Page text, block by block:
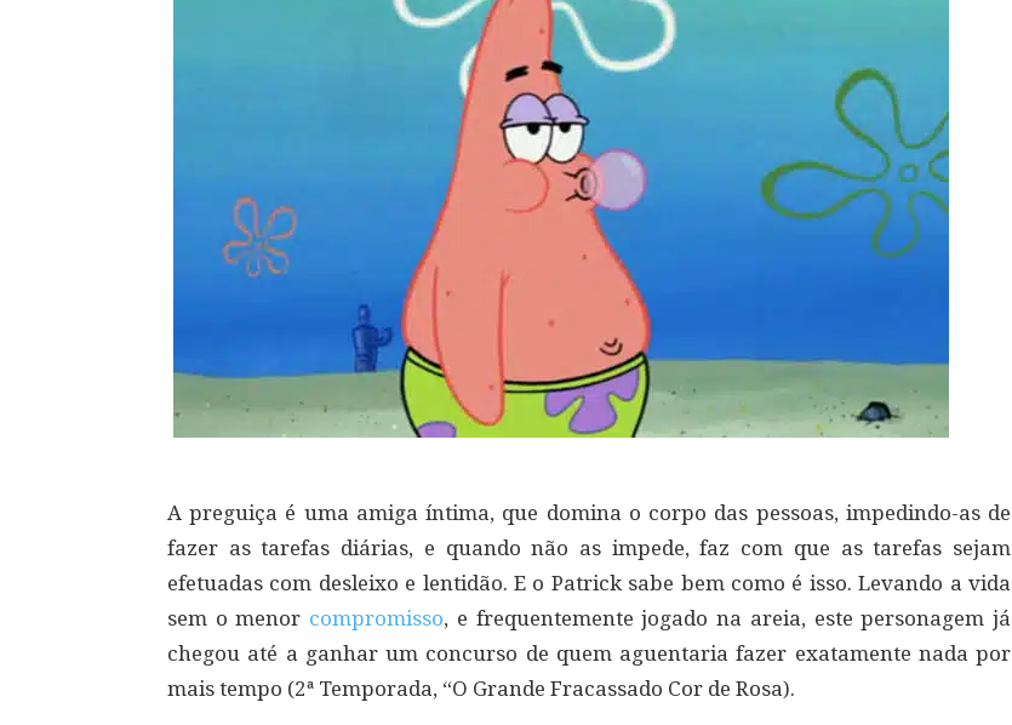
A preguiça é uma amiga íntima, que domina o corpo das pessoas, impedindo-as de
fazer as tarefas diárias, e quando não as impede, faz com que as tarefas sejam
efetuadas com desleixo e lentidão. E o Patrick sabe bem como é isso. Levando a vida
sem o menor compromisso, e frequentemente jogado na areia, este personagem já
chegou até a ganhar um concurso de quem aguentaria fazer exatamente nada por
mais tempo (2ª Temporada, “O Grande Fracassado Cor de Rosa).